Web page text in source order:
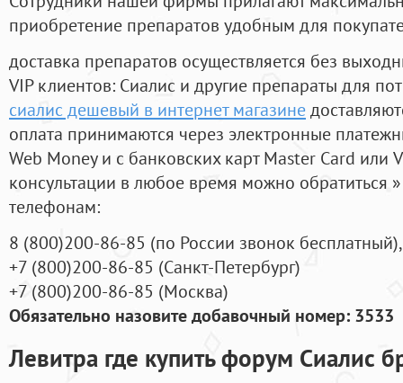
приобретение препаратов удобным для
доставка препаратов осуществляется без
VIP клиентов: Сиалис и другие препараты для
сиалис дешевый в интернет магазине
оплата принимаются через электронные
Web Money и с банковских карт Master Card или
консультации в любое время можно обратиться
телефонам:
8 (800)200-86-85 (по России звонок бесплатный),
+7 (800)200-86-85 (Санкт-Петербург)
+7 (800)200-86-85 (Москва)
Обязательно назовите добавочный номер: 3533
Левитра где купить форум Сиалис